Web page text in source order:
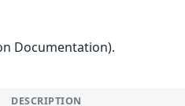
Documentation).
DESCRIPTION